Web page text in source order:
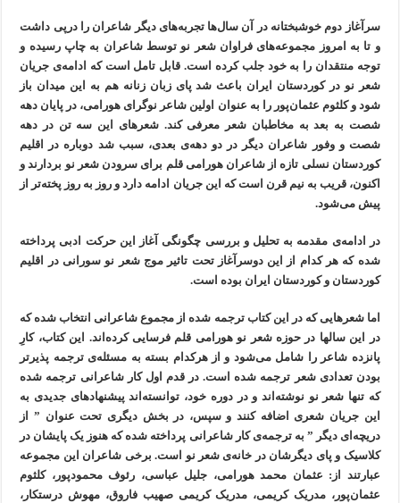
سرآغاز دوم خوشبختانه در آن سال‌ها تجربه‌های دیگر شاعران را درپی داشت
و تا به امروز مجموعه‌های فراوان شعر نو توسط شاعران به چاپ رسیده و
توجه منتقدان را به خود جلب کرده است. قابل تامل است که ادامه‌ی جریان
شعر نو در کوردستان ایران باعث شد پای زبان زنانه هم به این میدان باز
شود و کلثوم عثمان‌پور را به عنوان اولین شاعر نوگرای هورامی، در پایان دهه
شصت به بعد به مخاطبان شعر معرفی کند. شعرهای این سه تن در دهه
شصت و وفور شاعران دیگر در دو دهه‌ی بعدی، سبب شد دوباره در اقلیم
کوردستان نسلی تازه از شاعران هورامی قلم برای سرودن شعر نو بردارند و
اکنون، قریب به نیم قرن است که این جریان ادامه دارد و روز به روز پخته‌تر از
پیش می‌شود.
در ادامه‌ی مقدمه به تحلیل و بررسی چگونگی آغاز این حرکت ادبی پرداخته
شده که هر کدام از این دوسرآغاز تحت تاثیر موج شعر نو سورانی در اقلیم
کوردستان و کوردستان ایران بوده است.
اما شعرهایی که در این کتاب ترجمه شده از مجموع شاعرانی انتخاب شده که
در این سالها در حوزه شعر نو هورامی قلم فرسایی کرده‌اند. این کتاب، کارِ
پانزده شاعر را شامل می‌شود و از هرکدام بسته به مسئله‌ی ترجمه پذیرتر
بودن تعدادی شعر ترجمه شده است. در قدم اول کار شاعرانی ترجمه شده
که تنها شعر نو نوشتە‌اند و در دوره خود، توانسته‌اند پیشنهاد‌های جدیدی به
این جریان شعری اضافه کنند و سپس، در بخش دیگری تحت عنوان ” از
دریچه‌ای دیگر ” به ترجمه‌ی کار شاعرانی پرداخته شده که هنوز یک پایشان در
کلاسیک و پای دیگرشان در خانه‌ی شعر نو است. برخی شاعران این مجموعه
عبارتند از: عثمان محمد هورامی، جلیل عباسی، رئوف محمودپور، کلثوم
عثمان‌پور، مدریک کریمی، مدریک کریمی صهیب فاروق، مهوش درستکار،